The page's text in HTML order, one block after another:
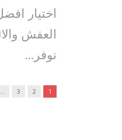
اختيار
العفش
نوفر…
1
2
3
…